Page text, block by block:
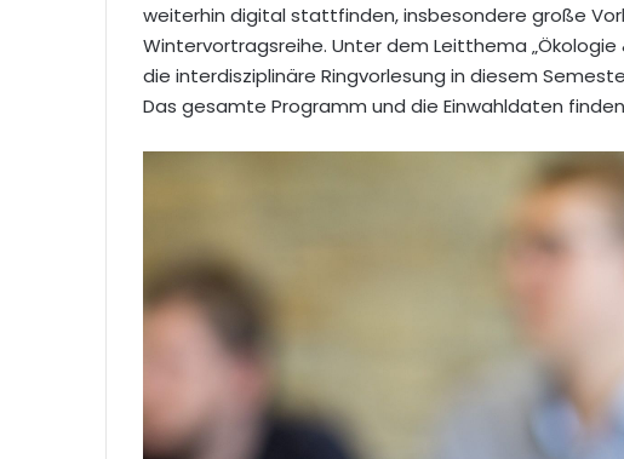
weiterhin digital stattfinden, insbesondere große
Wintervortragsreihe. Unter dem Leitthema
die interdisziplinäre Ringvorlesung in diesem
Das gesamte Programm und die Einwahldaten